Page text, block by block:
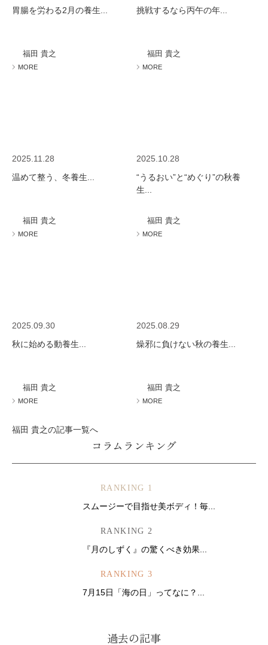
胃腸を労わる2月の養生...
福田 貴之
MORE
挑戦するなら丙午の年...
福田 貴之
MORE
2025.11.28
温めて整う、冬養生...
福田 貴之
MORE
2025.10.28
“うるおい”と“めぐり”の秋養
生...
福田 貴之
MORE
2025.09.30
秋に始める動養生...
福田 貴之
MORE
2025.08.29
燥邪に負けない秋の養生...
福田 貴之
MORE
福田 貴之の記事一覧へ
コラムランキング
RANKING 1
スムージーで目指せ美ボディ！毎...
RANKING 2
『月のしずく』の驚くべき効果...
RANKING 3
7月15日「海の日」ってなに？...
過去の記事